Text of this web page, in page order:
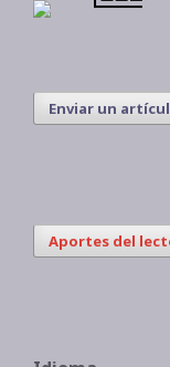
Enviar un
Aportes del